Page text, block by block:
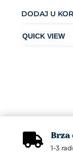
DODAJ U
 Brza
1-3